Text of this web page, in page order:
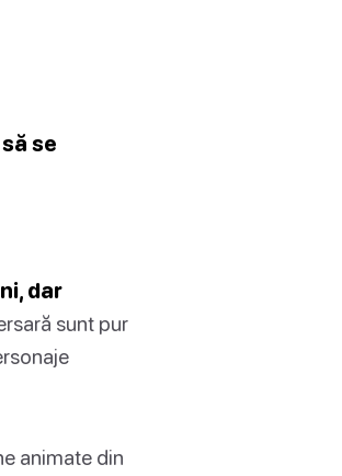
se
dar
sunt pur
animate din